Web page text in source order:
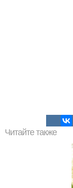
Читайте также